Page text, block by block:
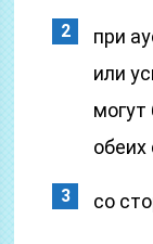
при
или
обеих
со